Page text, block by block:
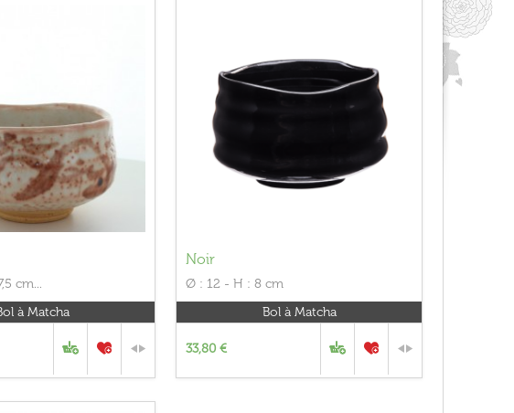
cm...
à Matcha
Noir
Ø : 12 - H : 8 cm
Bol à Matcha
33,80 €